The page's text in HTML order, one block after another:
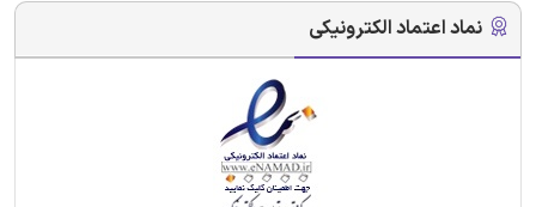
نماد اعتماد الکترونیکی